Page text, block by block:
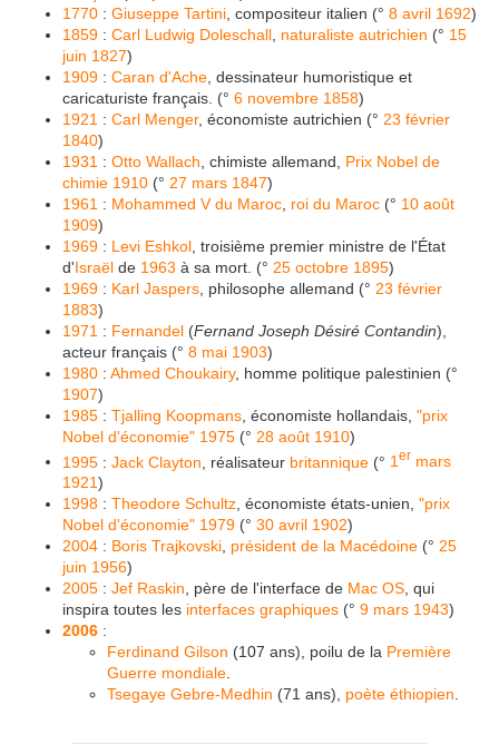
1770 : Giuseppe Tartini , compositeur italien (° 8 avril 1692)
1859 : Carl Ludwig Doleschall naturaliste autrichien (° 15
juin 1827)
1909 : Caran d'Ache , dessinateur humoristique et
caricaturiste français. (° 6 novembre 1858)
1921 : Carl Menger, économiste autrichien (° 23 février
1840)
1931 : Otto Wallach , chimiste allemand, Prix Nobel de
chimie 1910 (° 27 mars 1847)
1961 : Mohammed V du Maroc roi du Maroc (° 10 août
1909)
1969 : Levi Eshkol , troisième premier ministre de l'État
d'Israël de 1963 à sa mort. (° 25 octobre 1895)
1969 : Karl Jaspers , philosophe allemand (° 23 février
1883)
1971 : Fernandel (Fernand Joseph Désiré Contandin),
acteur français (° 8 mai 1903)
1980 : Ahmed Choukairy, homme politique palestinien (°
1907)
1985 : Tjalling Koopmans , économiste hollandais, "prix
Nobel d'économie" 1975 (° 28 août 1910)
1995 : Jack Clayton , réalisateur britannique (° 1er mars
1921)
1998 : Theodore Schultz, économiste états-unien, "prix
Nobel d'économie" 1979 (° 30 avril 1902)
2004 : Boris Trajkovski, président de la Macédoine (° 25
juin 1956)
2005 : Jef Raskin, père de l'interface de Mac OS, qui
inspira toutes les interfaces graphiques (° 9 mars 1943)
2006 :
Ferdinand Gilson (107 ans), poilu de la Première
Guerre mondiale.
Tsegaye Gebre-Medhin (71 ans), poète éthiopien.